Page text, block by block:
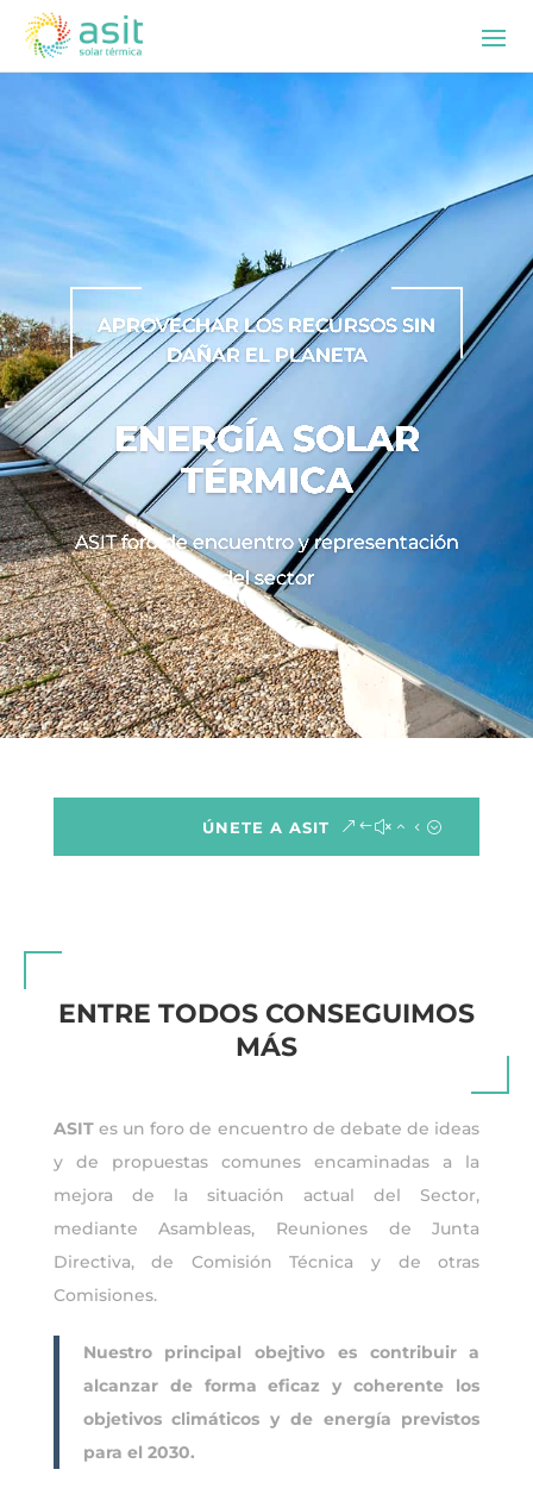
APROVECHAR LOS RECURSOS SIN
DAÑAR EL PLANETA
ENERGÍA SOLAR
TÉRMICA
ASIT foro de encuentro y representación
del sector
ÚNETE A ASIT
ENTRE TODOS CONSEGUIMOS
MÁS
ASITes un foro de encuentro de debate de ideas
y de propuestas comunes encaminadas a la
mejora de la situación actual del Sector,
mediante Asambleas, Reuniones de Junta
Directiva, de Comisión Técnica y de otras
Comisiones.
Nuestro principal obejtivo es contribuir a
alcanzar de forma eficaz y coherente los
objetivos climáticos y de energía previstos
para el 2030.